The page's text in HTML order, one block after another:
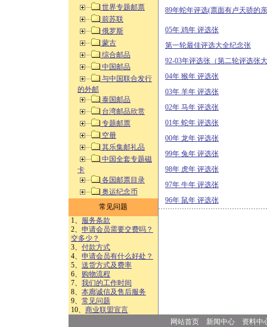
世界专题邮票
前苏联
俄罗斯
蒙古
综合邮品
中国邮品
与中国联合发行
的外邮
泰国邮品
台湾邮品欣赏
专题邮票
空册
其乐集邮礼品
中国全套专题磁
卡
各国邮票目录
奥运纪念币
常见问题
1、 服务条款
2、 申请会员需要交费吗？
交多少？
3、 付款方式
4、 申请会员有什么好处？
5、 送货方式及费率
6、 购物流程
7、 我们的工作时间
8、 本廊诚信及售后服务
9、 常见问题
10、 商业联盟宣言
89年蛇年评选(票面有卢天骄的
05年 鸡年 评选张
第一轮最佳评选大全纪念张
92-03年评选张（第二轮评选张
04年 猴年 评选张
03年 羊年 评选张
02年 马年 评选张
01年 蛇年 评选张
00年 龙年 评选张
99年 兔年 评选张
98年 虎年 评选张
97年 牛年 评选张
96年 鼠年 评选张
网站首页 新闻中心
资料中